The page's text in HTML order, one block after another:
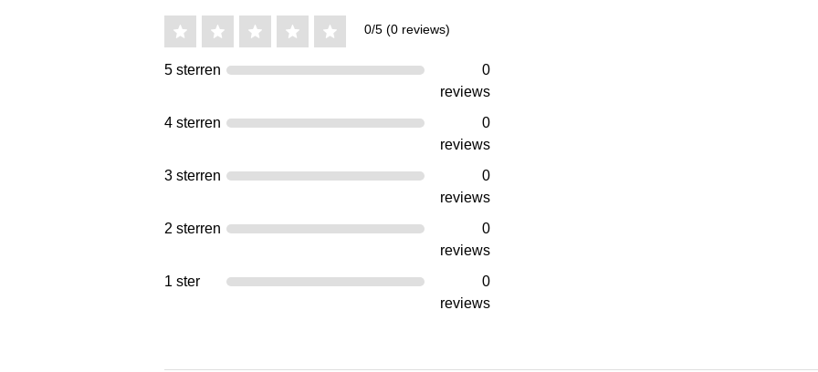
0/5 (0 reviews)
5 sterren
0
reviews
4 sterren
0
reviews
3 sterren
0
reviews
2 sterren
0
reviews
1 ster
0
reviews